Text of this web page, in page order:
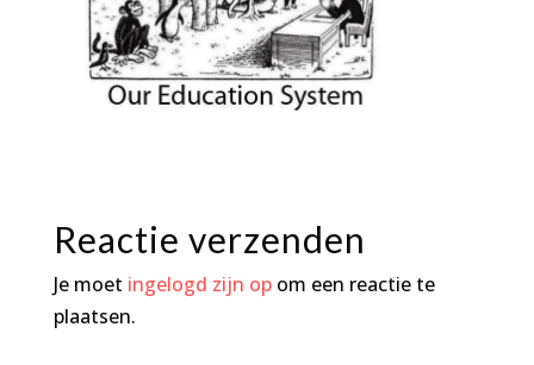
Reactie verzenden
Je moet ingelogd zijn opom een reactie te
plaatsen.